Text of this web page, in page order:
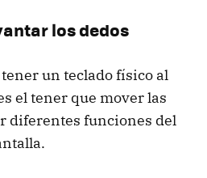
los dedos
un teclado físico al
el tener que mover las
diferentes funciones del